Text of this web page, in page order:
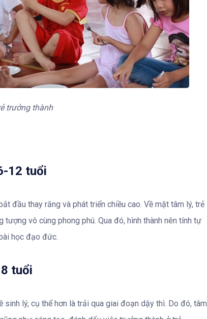
trưởng thành
12 tuổi
đầu thay răng và phát triển chiều cao. Về mặt tâm lý, trẻ
vô cùng phong phú. Qua đó, hình thành nên tính tự
học đạo đức.
tuổi
lý, cụ thể hơn là trải qua giai đoạn dậy thì. Do đó, tâm